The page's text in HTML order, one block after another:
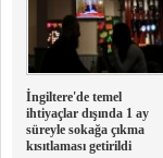
İngiltere'de temel
ihtiyaçlar dışında 1 ay
süreyle sokağa çıkma
kısıtlaması getirildi